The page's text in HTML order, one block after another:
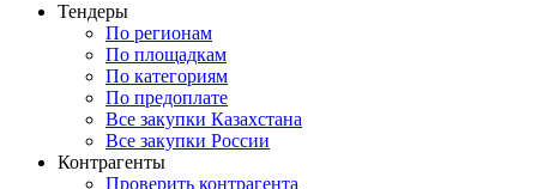
Тендеры
По регионам
По площадкам
По категориям
По предоплате
Все закупки Казахстана
Все закупки России
Контрагенты
Проверить контрагента